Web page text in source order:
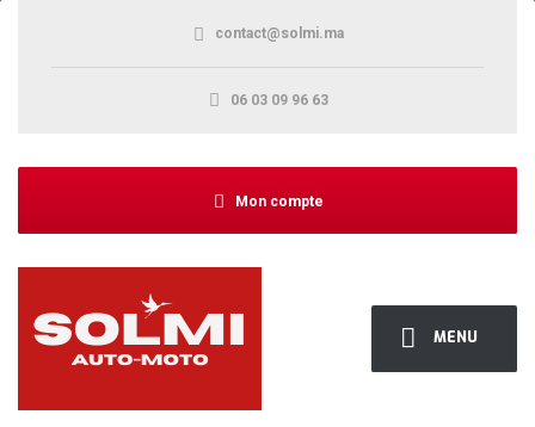
MENU
contact@solmi.ma
06 03 09 96 63
Mon compte